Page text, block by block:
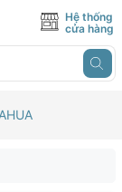
Hệ thống
cửa hàng